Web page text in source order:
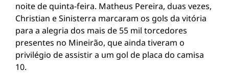
noite de quinta-feira. Matheus Pereira, duas vezes,
Christian e Sinisterra marcaram os gols da vitória
para a alegria dos mais de 55 mil torcedores
presentes no Mineirão, que ainda tiveram o
privilégio de assistir a um gol de placa do camisa
10.